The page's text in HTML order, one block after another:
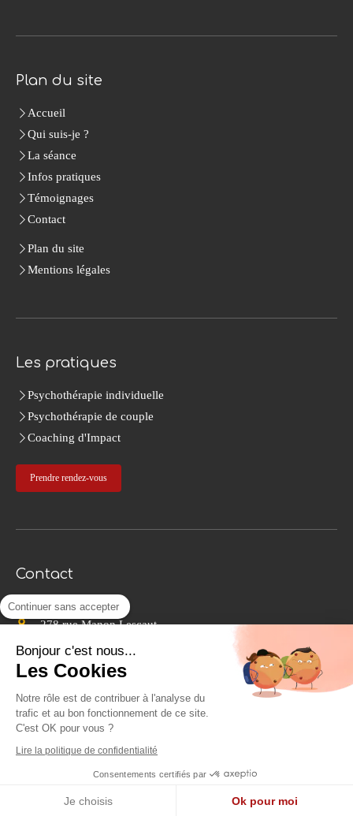
Plan du site
Accueil
Qui suis-je ?
La séance
Infos pratiques
Témoignages
Contact
Plan du site
Mentions légales
Les pratiques
Psychothérapie individuelle
Psychothérapie de couple
Coaching d'Impact
Prendre rendez-vous
Contact
Christelle Duval
278 rue Manon Lescaut
Afficher le téléphone
DuMardiauVendredide 9hà20h
Psychothérapie Gestalt Aix en Provence
95 avenue de Grenade
Création et référencement du site par Simplébo
Continuer sans accepter
Bonjour c'est nous...
Les Cookies
Notre rôle est de contribuer à l'analyse du
trafic et au bon fonctionnement de ce site.
C'est OK pour vous ?
Lire la politique de confidentialité
Consentements certifiés par
Je choisis Ok pour moi